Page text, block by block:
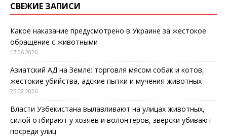
СВЕЖИЕ ЗАПИСИ
Какое наказание предусмотрено в Украине за жестокое
обращение с животными
17.06.2026
Азиатский АД на Земле: торговля мясом собак и котов,
жестокие убийства, адские пытки и мучения животных
25.02.2026
Власти Узбекистана вылавливают на улицах животных,
силой отбирают у хозяев и волонтеров, зверски убивают
посреди улиц